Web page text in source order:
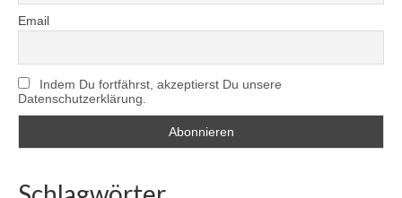
Email
Indem Du fortfährst, akzeptierst Du unsere
Datenschutzerklärung.